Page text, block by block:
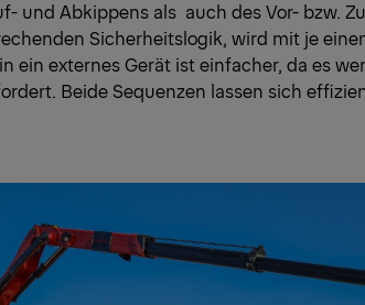
und Abkippens als auch des Vor- bzw.
Sicherheitslogik, wird mit je
ein externes Gerät ist einfacher, da es
Beide Sequenzen lassen sich